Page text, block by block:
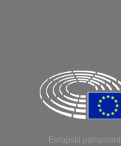
Evropski parlament